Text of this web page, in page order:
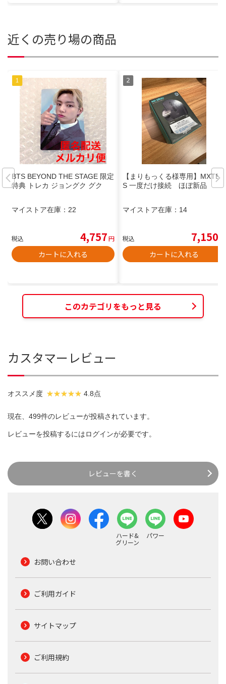
近くの売り場の商品
BTS BEYOND THE STAGE 限定
特典 トレカ ジョングク グク
マイストア在庫： 22
税込 4,757円
カートに入れる
【まりもっくる様専用】MXTB1
S 一度だけ接続 ほぼ新品
マイストア在庫： 14
税込 7,150
カートに入れる
このカテゴリをもっと見る
カスタマーレビュー
オススメ度 4.8点
現在、499件のレビューが投稿されています。
レビューを投稿するにはログインが必要です。
レビューを書く
ハード&
グリーン
パワー
お問い合わせ
ご利用ガイド
サイトマップ
ご利用規約